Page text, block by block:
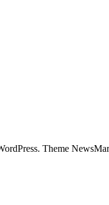
Theme